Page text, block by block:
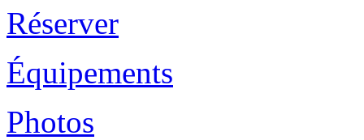
Réserver
Équipements
Photos